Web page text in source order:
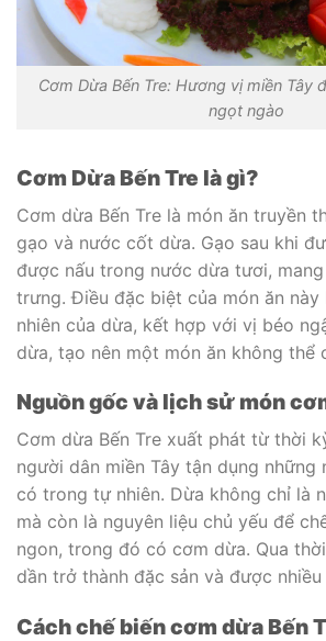
Cơm Dừa Bến Tre: Hương vị miền Tây
ngọt ngào
Cơm Dừa Bến Tre là gì?
Cơm dừa Bến Tre là món ăn truyền
gạo và nước cốt dừa. Gạo sau khi
được nấu trong nước dừa tươi,
trưng. Điều đặc biệt của món ăn
nhiên của dừa, kết hợp với vị béo
dừa, tạo nên một món ăn không thể
Nguồn gốc và lịch sử món
Cơm dừa Bến Tre xuất phát từ thời
người dân miền Tây tận dụng những
có trong tự nhiên. Dừa không chỉ là
mà còn là nguyên liệu chủ yếu để
ngon, trong đó có cơm dừa. Qua
dần trở thành đặc sản và được
Cách chế biến cơm dừa Bến